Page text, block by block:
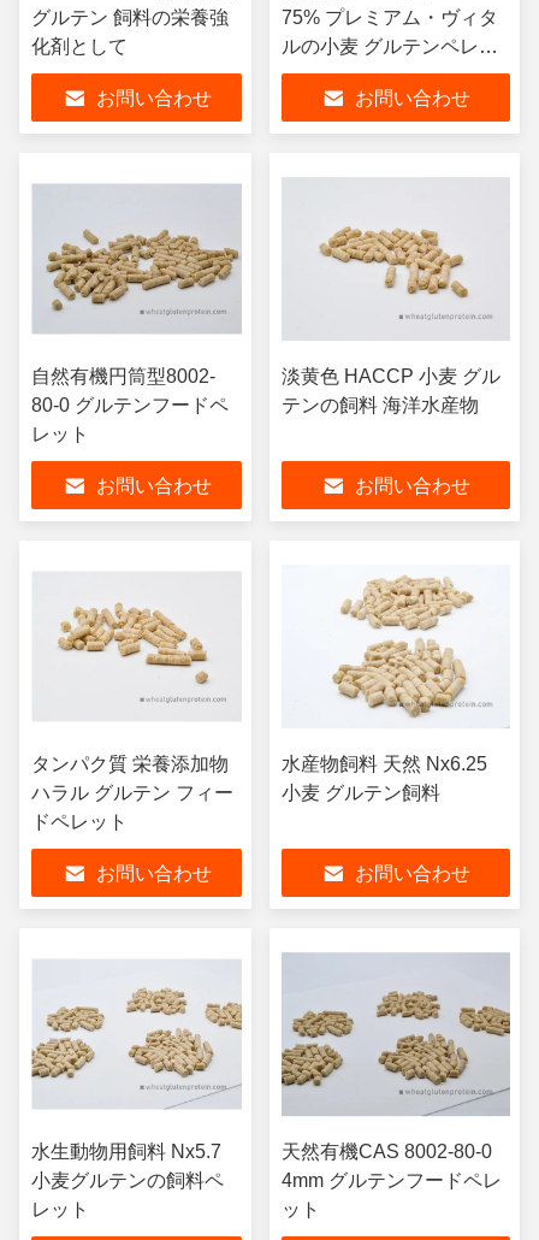
グルテン 飼料の栄養強
化剤として
お問い合わせ
75% プレミアム・ヴィタ
ルの小麦 グルテンペレッ
ト
お問い合わせ
自然有機円筒型8002-
80-0 グルテンフードペ
レット
お問い合わせ
淡黄色 HACCP 小麦 グル
テンの飼料 海洋水産物
お問い合わせ
タンパク質 栄養添加物
ハラル グルテン フィー
ドペレット
お問い合わせ
水産物飼料 天然 Nx6.25
小麦 グルテン飼料
お問い合わせ
水生動物用飼料 Nx5.7
小麦グルテンの飼料ペ
レット
天然有機CAS 8002-80-0
4mm グルテンフードペレ
ット